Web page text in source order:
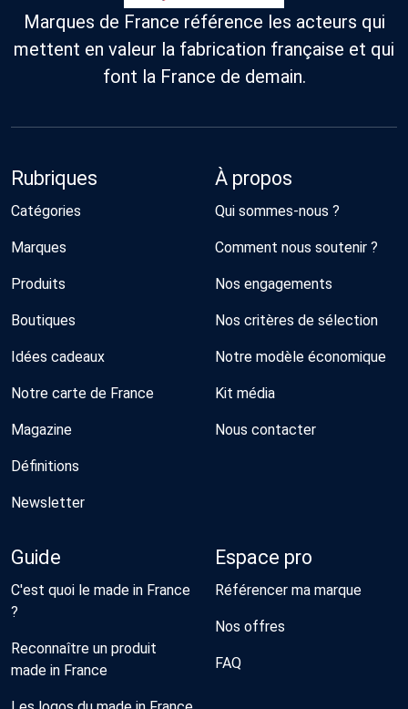
Marques de France référence les acteurs qui
mettent en valeur la fabrication française et qui
font la France de demain.
Rubriques
Catégories
Marques
Produits
Boutiques
Idées cadeaux
Notre carte de France
Magazine
Définitions
Newsletter
À propos
Qui sommes-nous ?
Comment nous soutenir ?
Nos engagements
Nos critères de sélection
Notre modèle économique
Kit média
Nous contacter
Guide
C'est quoi le made in France
?
Reconnaître un produit
made in France
Espace pro
Référencer ma marque
Nos offres
FAQ